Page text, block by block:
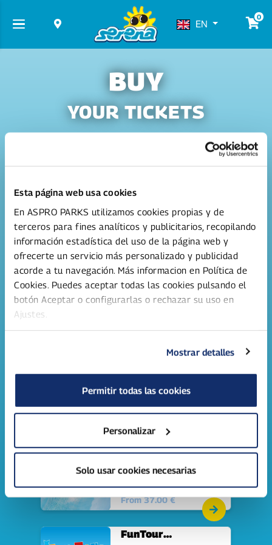
Esta página web usa cookies
En ASPRO PARKS utilizamos cookies propias y de
terceros para fines analíticos y publicitarios, recopilando
información estadística del uso de la página web y
ofrecerte un servicio más personalizado y publicidad
acorde a tu navegación. Más informacion en Política de
Cookies. Puedes aceptar todas las cookies pulsando el
botón Aceptar o configurarlas o rechazar su uso en
Ajustes.
Mostrar detalles
Permitir todas las cookies
Personalizar
Solo usar cookies necesarias
EN
0
BUY
YOUR TICKETS
2 days ticket summer
'26*
2 consecutive days at
Serena!
From 51.00 €
Family ticket 4
day ticket for a family of
From 133.60 €
persons
5 ticket pack: Water Park
Day ticket for 5 people.
Day ticket to water park
From 37.00 €
FunTour